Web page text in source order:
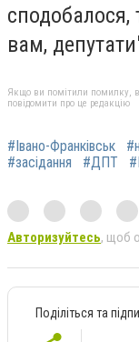
сподобалося,
вам,
Якщо ви помітили помилку,
повідомити про це редакцію
#Івано-Франківськ
#засідання
#ДПТ
Авторизуйтесь, щоб
Поділіться та